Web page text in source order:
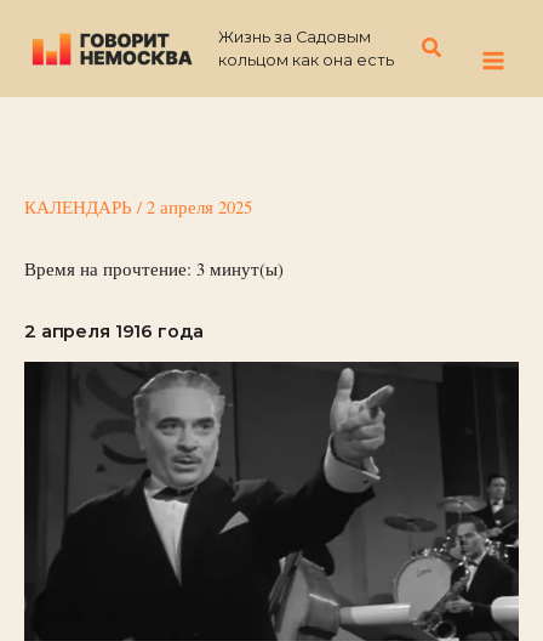
содержимому
Жизнь за Садовым
кольцом как она есть
Поиск
КАЛЕНДАРЬ / 2 апреля 2025
Время на прочтение: 3 минут(ы)
2 апреля 1916 года